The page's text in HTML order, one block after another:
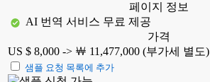
페이지 정보
AI 번역 서비스 무료 제공
가격
US $ 8,000 -> ￦ 11,477,000 (부가세 별도)
샘플 요청 목록에 추가